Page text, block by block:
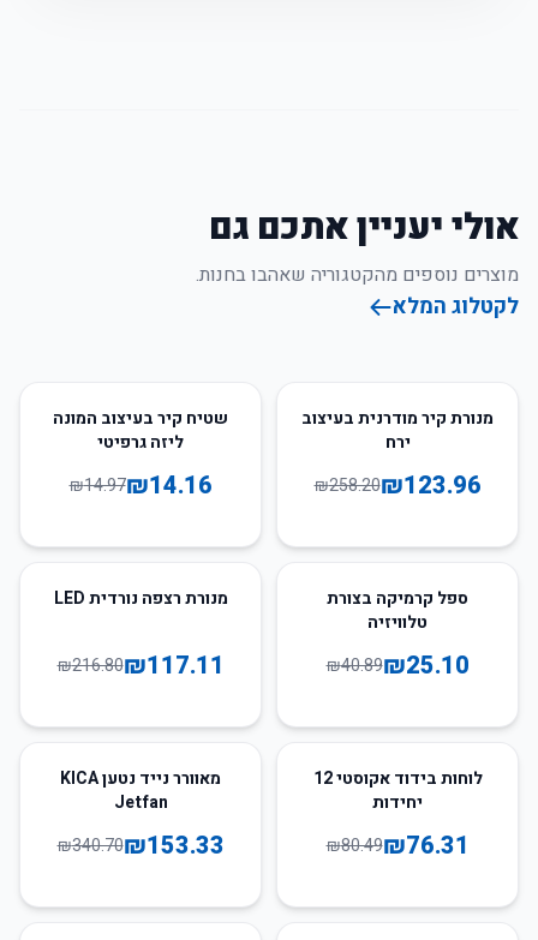
אולי יעניין אתכם גם
מוצרים נוספים מהקטגוריה שאהבו בחנות.
לקטלוג המלא
52%מנורת קיר מודרנית בעיצוב
ירח
₪123.96
₪258.20
5שטיח קיר בעיצוב המונה
ליזה גרפיטי
₪14.16
₪14.97
ספל קרמיקה בצורת
טלוויזיה
₪25.10
₪40.89
46
מנורת רצפה נורדית LED
₪117.11
₪216.80
5
לוחות בידוד אקוסטי 12
יחידות
₪76.31
₪80.49
55
מאוורר נייד נטען KICA
Jetfan
₪153.33
₪340.70